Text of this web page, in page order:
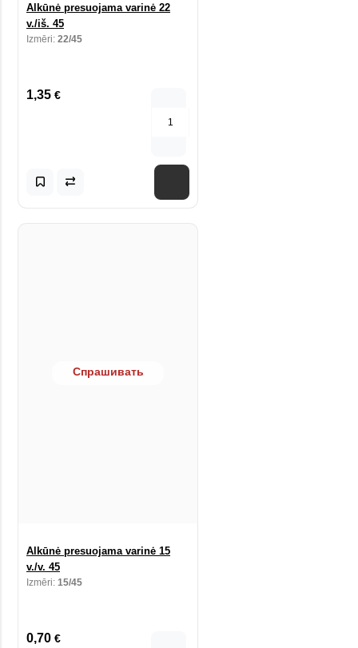
Alkūnė presuojama varinė 22
v./iš. 45
Izmēri: 22/45
1,35 €
Спрашивать
Alkūnė presuojama varinė 15
v./v. 45
Izmēri: 15/45
0,70 €